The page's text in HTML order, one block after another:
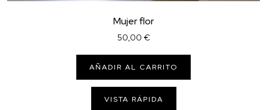
Mujer flor
50,00 €
AÑADIR AL CARRITO
VISTA RÁPIDA